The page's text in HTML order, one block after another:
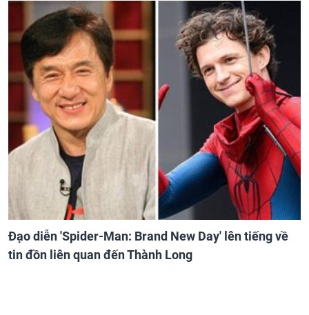
Đạo diễn 'Spider-Man: Brand New Day' lên tiếng về
tin đồn liên quan đến Thành Long